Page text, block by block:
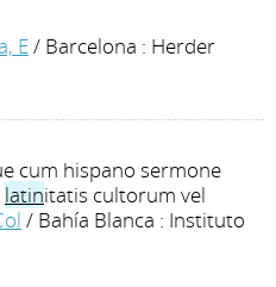
E/ Barcelona : Herder
cum hispano sermone
latinitatis cultorum vel
/ Bahía Blanca : Instituto